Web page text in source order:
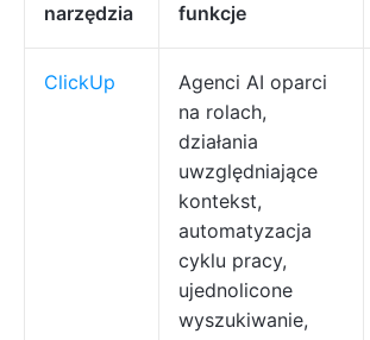
narzędzia
funkcje
ClickUp
Agenci AI oparci
na rolach,
działania
uwzględniające
kontekst,
automatyzacja
cyklu pracy,
ujednolicone
wyszukiwanie,